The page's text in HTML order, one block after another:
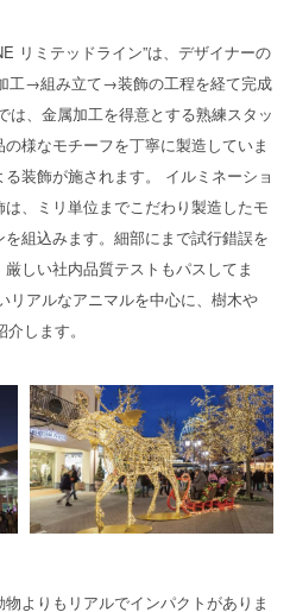
リミテッドライン”は、デザイナーの
工→組み立て→装飾の工程を経て完成
は、金属加工を得意とする熟練スタッ
様なモチーフを丁寧に製造していま
装飾が施されます。 イルミネーショ
、ミリ単位までこだわり製造したモ
組込みます。細部にまで試行錯誤を
しい社内品質テストもパスしてま
リアルなアニマルを中心に、樹木や
します。
よりもリアルでインパクトがありま